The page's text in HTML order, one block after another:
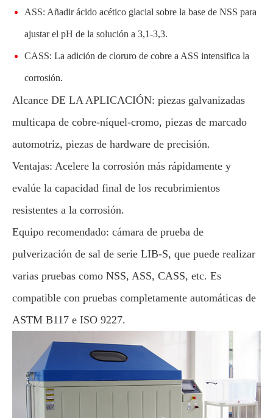
ASS: Añadir ácido acético glacial sobre la base de NSS para
ajustar el pH de la solución a 3,1-3,3.
CASS: La adición de cloruro de cobre a ASS intensifica la
corrosión.
Alcance DE LA APLICACIÓN: piezas galvanizadas
multicapa de cobre-níquel-cromo, piezas de marcado
automotriz, piezas de hardware de precisión.
Ventajas: Acelere la corrosión más rápidamente y
evalúe la capacidad final de los recubrimientos
resistentes a la corrosión.
Equipo recomendado: cámara de prueba de
pulverización de sal de serie LIB-S, que puede realizar
varias pruebas como NSS, ASS, CASS, etc. Es
compatible con pruebas completamente automáticas de
ASTM B117 e ISO 9227.